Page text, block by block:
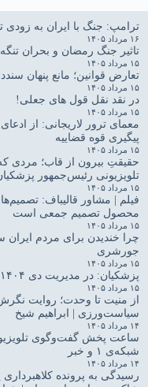
ترامپ: جنگ با ایران به زودی
۱۶ مرداد ۱۴۰۵
تاثیر جنگ رمضان و بحران
۱۵ مرداد ۱۴۰۵
تعارض قوانین؛ مانع پنهان
۱۵ مرداد ۱۴۰۵
در نقد نقل قول های جعلی!
۱۵ مرداد ۱۴۰۵
معمای ترور لاریجانی: از
پیگیری قوه قضاییه
۱۵ مرداد ۱۴۰۵
حقیقتِ بیرون از قاب؛ مردی
تلویزیونی رئیس‌جمهور
۱۵ مرداد ۱۴۰۵
فیلم | مشاور قالیباف:
محصول تصمیم جمعی است
۱۵ مرداد ۱۴۰۵
چرا خندیدن برای مردم
جورشری
۱۵ مرداد ۱۴۰۵
پزشکیان: در مدیریت دی ۱۴۰۴ آمادگی لازم نبود
۱۵ مرداد ۱۴۰۵
از منیت تا وحدت؛ روایت
سیاست‌ورزی | ابراهیم شیخ
۱۴ مرداد ۱۴۰۵
ساعت پخش گفت‌وگوی
شبکه‌ی ۱ و خبر
۱۴ مرداد ۱۴۰۵